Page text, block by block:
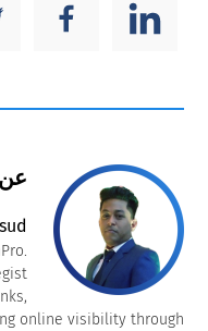
online visibility through